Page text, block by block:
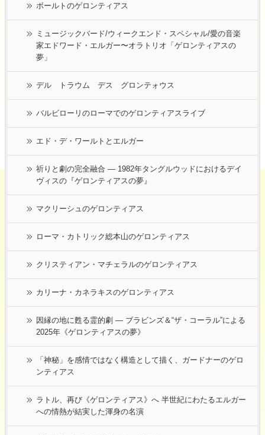
ボールトのゲロンティアス
ミュージックバード/ウィークエンド・スペシャル/愛の音楽
家エドワード・エルガー〜オラトリオ「ゲロンティアスの
夢」
デル トラウム デス グロンテォウス
バルビローリのローマでのゲロンティアスライブ
エド・デ・ワールトとエルガー
祈りと劇の完全融合 ― 1982年タングルウッドにおけるデイ
ヴィスの『ゲロンティアスの夢』
マクリーシュのゲロンティアス
ローマ・カトリック総本山のゲロンティアス
クリスティアン・マチェラルのゲロンティアス
カリーナ・カネラキスのゲロンティアス
因縁の地に甦る霊的劇 ― ブラビンズ＆“ザ・コーラル”による
2025年《ゲロンティアスの夢》
「神秘」を感情ではなく構造として描く、ガードナーのゲロ
ンティアス
ラトル、再び《ゲロンティアス》へ 半世紀にわたるエルガー
への情熱が結実した渾身の名演